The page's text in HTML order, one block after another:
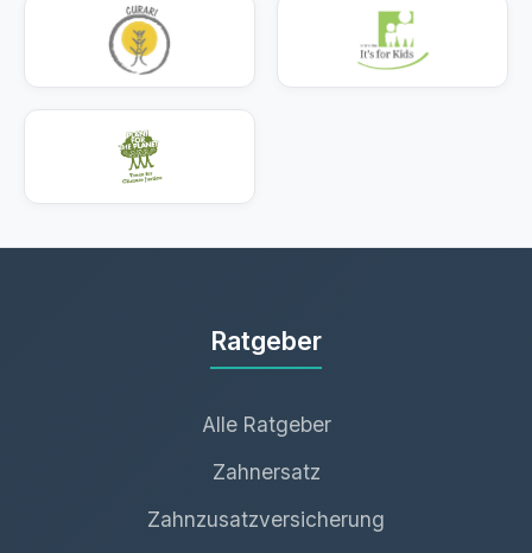
Ratgeber
Alle Ratgeber
Zahnersatz
Zahnzusatzversicherung